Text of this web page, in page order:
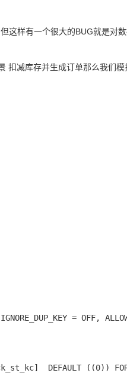
这样有一个很大的BUG就是对
扣减库存并生成订单那么我们
= OFF,
DEFAULT ((0))